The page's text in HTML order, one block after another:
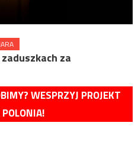
za
WESPRZYJ PROJEKT